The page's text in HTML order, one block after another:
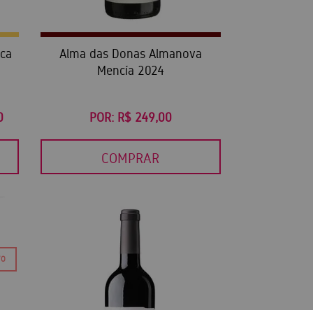
Alma das Donas Almanova
Mencía 2024
POR: R$ 249,00
COMPRAR